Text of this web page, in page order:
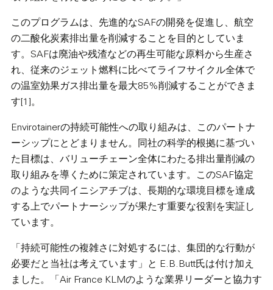
このプログラムは、先進的なSAFの開発を促進し、航空
の二酸化炭素排出量を削減することを目的としていま
す。SAFは廃油や残渣などの再生可能な原料から生産さ
れ、従来のジェット燃料に比べてライフサイクル全体で
の温室効果ガス排出量を最大85%削減することができま
す[1]。
Envirotainerの持続可能性への取り組みは、このパートナ
ーシップにとどまりません。同社の科学的根拠に基づい
た目標は、バリューチェーン全体にわたる排出量削減の
取り組みを導くために策定されています。このSAF協定
のような共同イニシアチブは、長期的な環境目標を達成
する上でパートナーシップが果たす重要な役割を実証し
ています。
「持続可能性の複雑さに対処するには、集団的な行動が
必要だと当社は考えています」と E.B.Butt氏は付け加え
ました。「Air France KLMのような業界リーダーと協力す